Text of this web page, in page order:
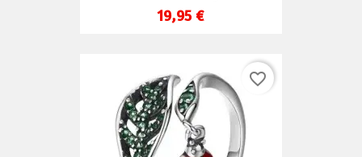
19,95 €
favorite_border